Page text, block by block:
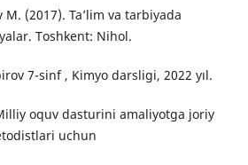
(2017). Ta’lim va tarbiyada
Toshkent: Nihol.
7-sinf , Kimyo darsligi, 2022 yıl.
oquv dasturini amaliyotga joriy
uchun